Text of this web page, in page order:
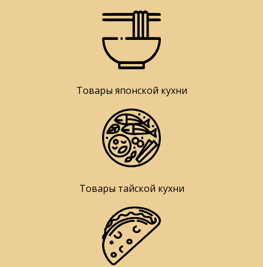
Товары японской кухни
Товары тайской кухни